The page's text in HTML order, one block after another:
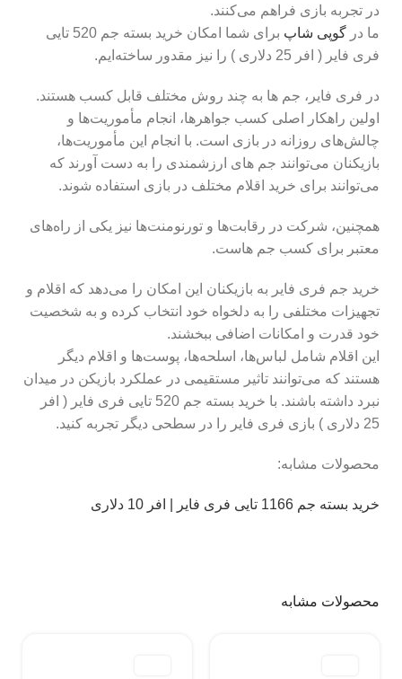
در تجربه بازی فراهم می‌کنند.
ما در گوپی شاپ
برای شما امکان خرید بسته جم 520 تایی
فری فایر ( افر 25 دلاری ) را نیز مقدور ساخته‌ایم.
در فری فایر، جم ها به چند روش مختلف قابل کسب هستند.
اولین راهکار اصلی کسب جواهرها، انجام مأموریت‌ها و
چالش‌های روزانه در بازی است. با انجام این مأموریت‌ها،
بازیکنان می‌توانند جم های ارزشمندی را به دست آورند که
می‌توانند برای خرید اقلام مختلف در بازی استفاده شوند.
همچنین، شرکت در رقابت‌ها و تورنومنت‌ها نیز یکی از راه‌های
معتبر برای کسب جم هاست.
خود قدرت و امکانات اضافی ببخشند.
این اقلام شامل لباس‌ها، اسلحه‌ها، پوست‌ها و اقلام دیگر
هستند که می‌توانند تاثیر مستقیمی در عملکرد بازیکن در میدان
نبرد داشته باشند. با خرید بسته جم 520 تایی فری فایر ( افر
25 دلاری ) بازی فری فایر را در سطحی دیگر تجربه کنید.
محصولات مشابه:
خرید بسته جم 1166 تایی فری فایر | افر 10 دلاری
محصولات مشابه